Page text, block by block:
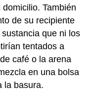
También
de su recipiente
que ni los
tentados a
café o la arena
en una bolsa
la basura.